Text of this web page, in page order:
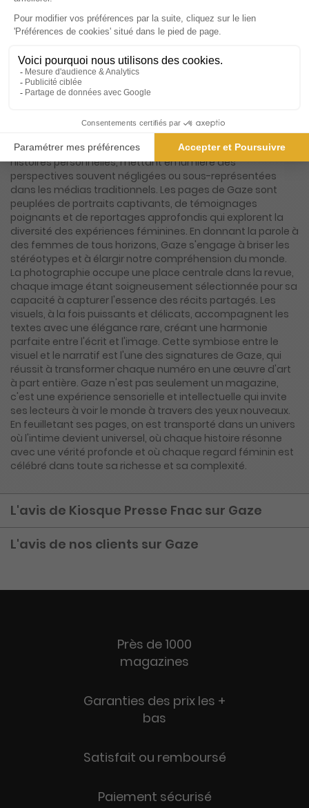
Gaze est une revue semestrielle qui se distingue par son
approche unique et audacieuse de la narration visuelle et
indépendant s'impose comme un espace de liberté et
d'expression pour les voix féminines du monde entier.
Chaque numéro de Gaze est une invitation à plonger dans
incarné se mêle à une photographie saisissante pour offrir
une expérience de lecture immersive et enrichissante. Le
magazine se positionne comme un véritable écrin pour les
histoires personnelles, mettant en lumière des
perspectives souvent négligées ou sous-représentées
dans les médias traditionnels. Les pages de Gaze sont
peuplées de portraits captivants, de témoignages
poignants et de reportages approfondis qui explorent la
diversité des expériences féminines. En donnant la parole à
des femmes de tous horizons, Gaze s'engage à briser les
stéréotypes et à élargir notre compréhension du monde.
La photographie occupe une place centrale dans la revue,
chaque image étant soigneusement sélectionnée pour sa
capacité à capturer l'essence des récits partagés. Les
visuels, à la fois puissants et délicats, accompagnent les
textes avec une élégance rare, créant une harmonie
parfaite entre l'écrit et l'image. Cette symbiose entre le
visuel et le narratif est l'une des signatures de Gaze, qui
réussit à transformer chaque numéro en une œuvre d'art
à part entière. Gaze n'est pas seulement un magazine,
c'est une expérience sensorielle et intellectuelle qui invite
ses lecteurs à voir le monde à travers des yeux nouveaux.
En feuilletant ses pages, on est transporté dans un univers
où l'intime devient universel, où chaque histoire résonne
avec une vérité profonde et où chaque regard féminin est
célébré dans toute sa richesse et sa complexité.
L'avis de Kiosque Presse Fnac sur Gaze
L'avis de nos clients sur Gaze
Près de 1000
magazines
Garanties des prix les +
bas
Satisfait ou remboursé
Paiement sécurisé